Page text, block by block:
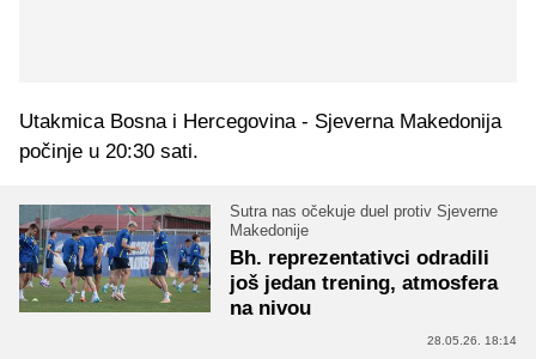
Utakmica Bosna i Hercegovina - Sjeverna Makedonija
počinje u 20:30 sati.
Sutra nas očekuje duel protiv Sjeverne
Makedonije
Bh. reprezentativci odradili
još jedan trening, atmosfera
na nivou
28.05.26. 18:14